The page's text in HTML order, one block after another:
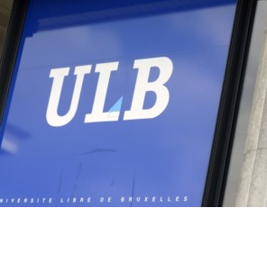
l'article "Le laboratoire